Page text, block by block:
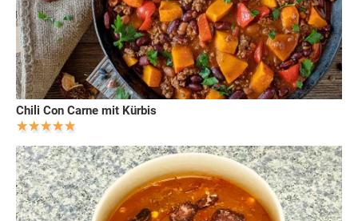
Chili Con Carne mit Kürbis